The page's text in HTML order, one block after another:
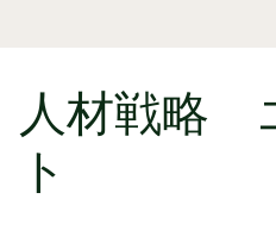
人材戦略
ト